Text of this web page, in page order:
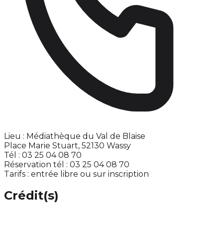
Lieu : Médiathèque du Val de Blaise
Place Marie Stuart, 52130 Wassy
Tél : 03 25 04 08 70
Réservation tél : 03 25 04 08 70
Tarifs : entrée libre ou sur inscription
Crédit(s)